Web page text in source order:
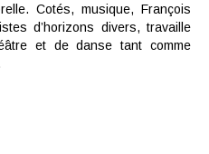
Cotés, musique, François
d’horizons divers, travaille
et de danse tant comme